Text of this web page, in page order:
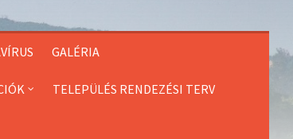
GALÉRIA
TELEPÜLÉS RENDEZÉSI TERV